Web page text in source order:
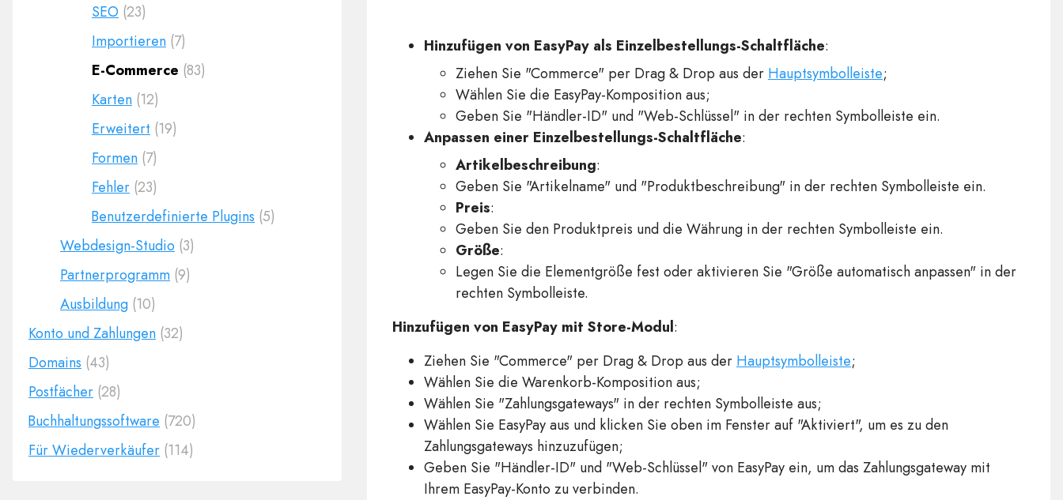
SEO (23)
Importieren (7)
E-Commerce (83)
Karten (12)
Erweitert (19)
Formen (7)
Fehler (23)
Benutzerdefinierte Plugins (5)
Webdesign-Studio (3)
Partnerprogramm (9)
Ausbildung (10)
Konto und Zahlungen (32)
Domains (43)
Postfächer (28)
Buchhaltungssoftware (720)
Für Wiederverkäufer (114)
Hinzufügen von EasyPay als Einzelbestellungs-Schaltfläche:
Ziehen Sie "Commerce" per Drag & Drop aus der Hauptsymbolleiste;
Wählen Sie die EasyPay-Komposition aus;
Geben Sie "Händler-ID" und "Web-Schlüssel" in der rechten Symbolleiste ein.
Anpassen einer Einzelbestellungs-Schaltfläche:
Artikelbeschreibung:
Geben Sie "Artikelname" und "Produktbeschreibung" in der rechten Symbolleiste ein.
Preis:
Geben Sie den Produktpreis und die Währung in der rechten Symbolleiste ein.
Größe:
Legen Sie die Elementgröße fest oder aktivieren Sie "Größe automatisch anpassen" in der
rechten Symbolleiste.
Hinzufügen von EasyPay mit Store-Modul:
Ziehen Sie "Commerce" per Drag & Drop aus der Hauptsymbolleiste;
Wählen Sie die Warenkorb-Komposition aus;
Wählen Sie "Zahlungsgateways" in der rechten Symbolleiste aus;
Wählen Sie EasyPay aus und klicken Sie oben im Fenster auf "Aktiviert", um es zu den
Zahlungsgateways hinzuzufügen;
Geben Sie "Händler-ID" und "Web-Schlüssel" von EasyPay ein, um das Zahlungsgateway mit
Ihrem EasyPay-Konto zu verbinden.